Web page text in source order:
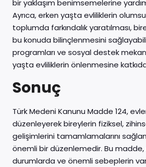
bir yaklaşım benimsemelerine
Ayrıca, erken yaşta evliliklerin
toplumda farkındalık yaratılması,
bu konuda bilinçlenmesini
programları ve sosyal destek
yaşta evliliklerin önlenmesine
Sonuç
Türk Medeni Kanunu Madde 124,
düzenleyerek bireylerin fiziksel,
gelişimlerini tamamlamalarını
önemli bir düzenlemedir. Bu
durumlarda ve önemli sebeplerin